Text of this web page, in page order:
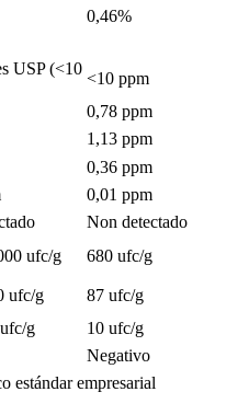
0,46%
USP (<10
<10 ppm
0,78 ppm
1,13 ppm
0,36 ppm
0,01 ppm
Non detectado
ufc/g
680 ufc/g
ufc/g
87 ufc/g
g
10 ufc/g
Negativo
estándar empresarial